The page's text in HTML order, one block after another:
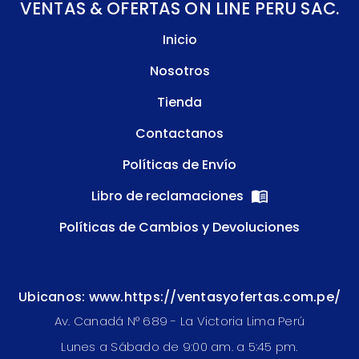
VENTAS & OFERTAS ON LINE PERU SAC.
Inicio
Nosotros
Tienda
Contactanos
Políticas de Envío
Libro de reclamaciones
Políticas de Cambios y Devoluciones
Ubicanos: www.https://ventasyofertas.com.pe/
Av. Canadá N° 689 - La Victoria Lima Perú
Lunes a Sábado de 9:00 am. a 5:45 pm.